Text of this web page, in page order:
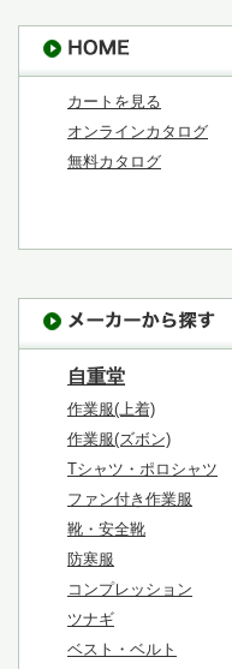
カートを見る
オンラインカタログ
無料カタログ
自重堂
作業服(上着)
作業服(ズボン)
Tシャツ・ポロシャツ
ファン付き作業服
靴・安全靴
防寒服
コンプレッション
ツナギ
ベスト・ベルト